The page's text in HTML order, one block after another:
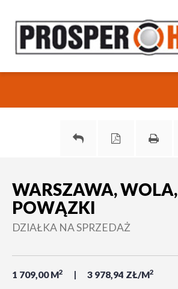
WARSZAWA, WOLA,
POWĄZKI
DZIAŁKA NA SPRZEDAŻ
1 709,00 M2 3 978,94 ZŁ/M2